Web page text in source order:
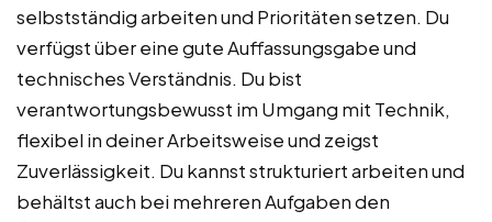
selbstständig arbeiten und Prioritäten setzen. Du
verfügst über eine gute Auffassungsgabe und
technisches Verständnis. Du bist
verantwortungsbewusst im Umgang mit Technik,
flexibel in deiner Arbeitsweise und zeigst
Zuverlässigkeit. Du kannst strukturiert arbeiten und
behältst auch bei mehreren Aufgaben den